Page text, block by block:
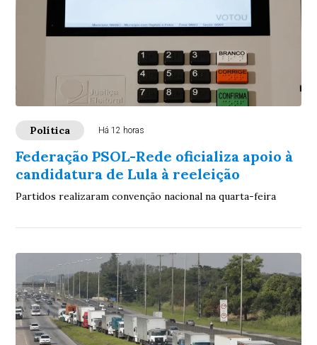
Política Há 12 horas
Federação PSOL-Rede oficializa apoio à
candidatura de Lula à reeleição
Partidos realizaram convenção nacional na quarta-feira